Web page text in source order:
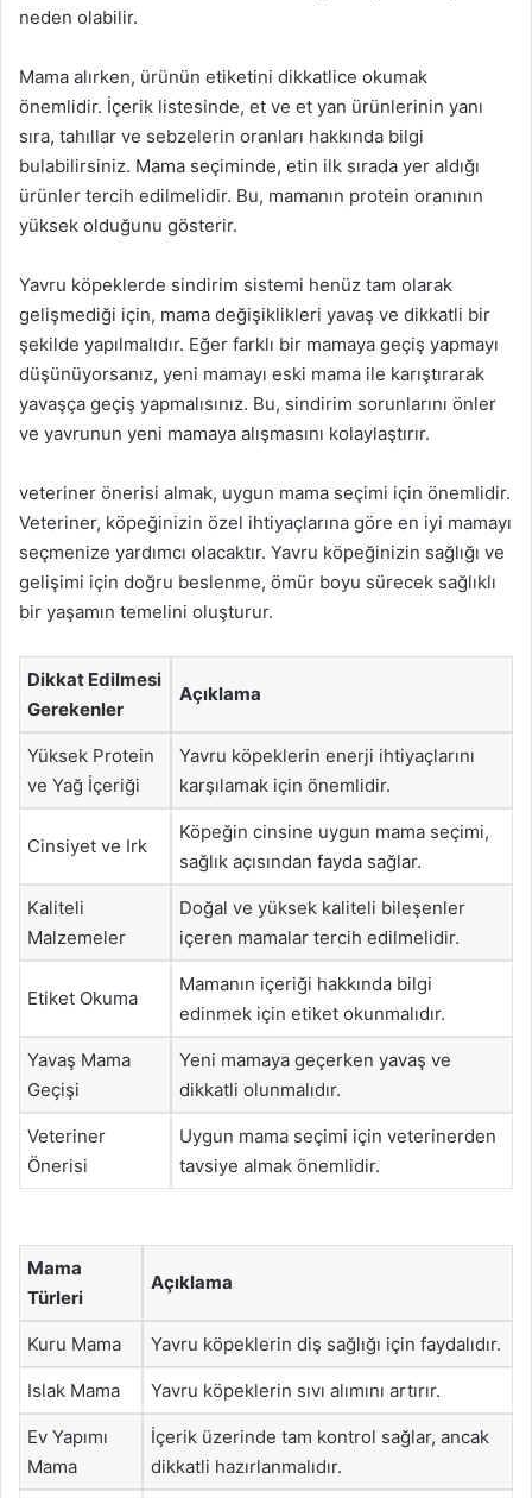
neden olabilir.
Mama alırken, ürünün etiketini dikkatlice okumak
önemlidir. İçerik listesinde, et ve et yan ürünlerinin yanı
sıra, tahıllar ve sebzelerin oranları hakkında bilgi
bulabilirsiniz. Mama seçiminde, etin ilk sırada yer aldığı
ürünler tercih edilmelidir. Bu, mamanın protein oranının
yüksek olduğunu gösterir.
Yavru köpeklerde sindirim sistemi henüz tam olarak
gelişmediği için, mama değişiklikleri yavaş ve dikkatli bir
şekilde yapılmalıdır. Eğer farklı bir mamaya geçiş yapmayı
düşünüyorsanız, yeni mamayı eski mama ile karıştırarak
yavaşça geçiş yapmalısınız. Bu, sindirim sorunlarını önler
ve yavrunun yeni mamaya alışmasını kolaylaştırır.
veteriner önerisi almak, uygun mama seçimi için önemlidir.
Veteriner, köpeğinizin özel ihtiyaçlarına göre en iyi mamayı
seçmenize yardımcı olacaktır. Yavru köpeğinizin sağlığı ve
gelişimi için doğru beslenme, ömür boyu sürecek sağlıklı
bir yaşamın temelini oluşturur.
Dikkat Edilmesi
Gerekenler
Açıklama
Yüksek Protein
ve Yağ İçeriği
Yavru köpeklerin enerji ihtiyaçlarını
karşılamak için önemlidir.
Cinsiyet ve Irk
Köpeğin cinsine uygun mama seçimi,
sağlık açısından fayda sağlar.
Kaliteli
Malzemeler
Doğal ve yüksek kaliteli bileşenler
içeren mamalar tercih edilmelidir.
Etiket Okuma
Mamanın içeriği hakkında bilgi
edinmek için etiket okunmalıdır.
Yavaş Mama
Geçişi
Yeni mamaya geçerken yavaş ve
dikkatli olunmalıdır.
Veteriner
Önerisi
Uygun mama seçimi için veterinerden
tavsiye almak önemlidir.
Mama
Türleri
Açıklama
Kuru Mama Yavru köpeklerin diş sağlığı için faydalıdır.
Islak Mama Yavru köpeklerin sıvı alımını artırır.
Ev Yapımı
Mama
İçerik üzerinde tam kontrol sağlar, ancak
dikkatli hazırlanmalıdır.